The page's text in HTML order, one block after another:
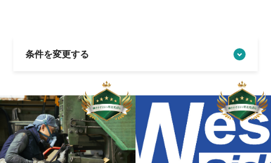
条件を変更する